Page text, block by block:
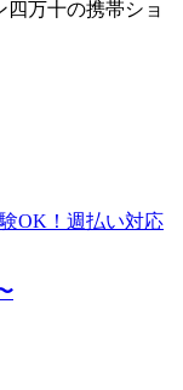
万十の携帯ショ
OK！週払い対応